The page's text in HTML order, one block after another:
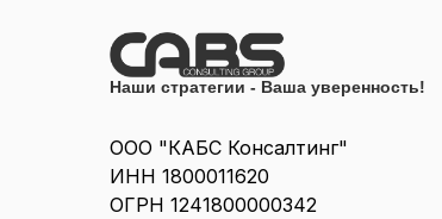
Наши стратегии - Ваша уверенность!
ООО "КАБС Консалтинг"
ИНН 1800011620
ОГРН 1241800000342